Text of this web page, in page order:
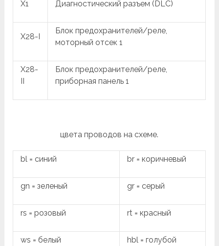
X1 Диагностический разъем (DLC)
X28-I
Блок предохранителей/реле,
моторный отсек 1
X28-
Блок предохранителей/реле,
приборная панель 1
цвета проводов на схеме.
bl = синий br = коричневый
gn = зеленый gr = серый
rs = розовый rt = красный
ws = белый hbl = голубой